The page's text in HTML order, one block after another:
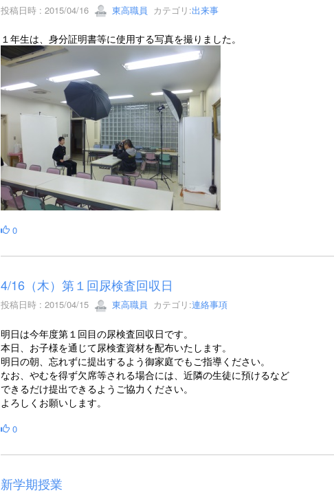
投稿日時 : 2015/04/16 東高職員 カテゴリ:出来事
１年生は、身分証明書等に使用する写真を撮りました。
0
4/16（木）第１回尿検査回収日
投稿日時 : 2015/04/15 東高職員 カテゴリ:連絡事項
明日は今年度第１回目の尿検査回収日です。
本日、お子様を通じて尿検査資材を配布いたします。
明日の朝、忘れずに提出するよう御家庭でもご指導ください。
なお、やむを得ず欠席等される場合には、近隣の生徒に預けるなど
できるだけ提出できるようご協力ください。
よろしくお願いします。
0
新学期授業